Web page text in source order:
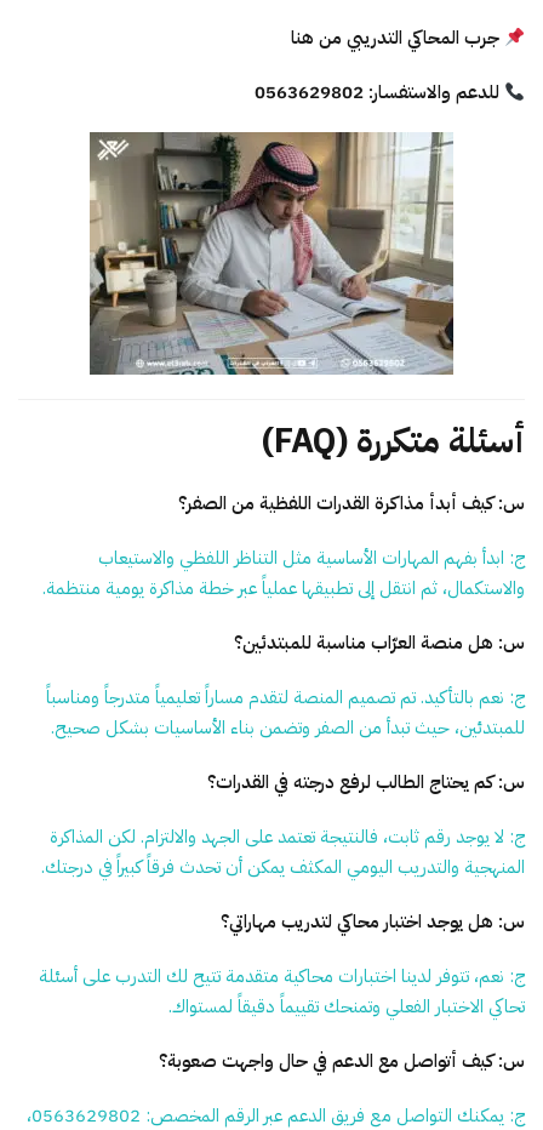
جرب المحاكي التدريبي من هنا
للدعم والاستفسار: 0563629802
أسئلة متكررة (FAQ)
س: كيف أبدأ مذاكرة القدرات اللفظية من الصفر؟
ج: ابدأ بفهم المهارات الأساسية مثل التناظر اللفظي والاستيعاب
والاستكمال، ثم انتقل إلى تطبيقها عملياً عبر خطة مذاكرة يومية منتظمة.
س: هل منصة العرّاب مناسبة للمبتدئين؟
ج: نعم بالتأكيد. تم تصميم المنصة لتقدم مساراً تعليمياً متدرجاً ومناسباً
للمبتدئين، حيث تبدأ من الصفر وتضمن بناء الأساسيات بشكل صحيح.
س: كم يحتاج الطالب لرفع درجته في القدرات؟
ج: لا يوجد رقم ثابت، فالنتيجة تعتمد على الجهد والالتزام. لكن المذاكرة
المنهجية والتدريب اليومي المكثف يمكن أن تحدث فرقاً كبيراً في درجتك.
س: هل يوجد اختبار محاكي لتدريب مهاراتي؟
ج: نعم، تتوفر لدينا اختبارات محاكية متقدمة تتيح لك التدرب على أسئلة
تحاكي الاختبار الفعلي وتمنحك تقييماً دقيقاً لمستواك.
س: كيف أتواصل مع الدعم في حال واجهت صعوبة؟
ج: يمكنك التواصل مع فريق الدعم عبر الرقم المخصص: 0563629802،